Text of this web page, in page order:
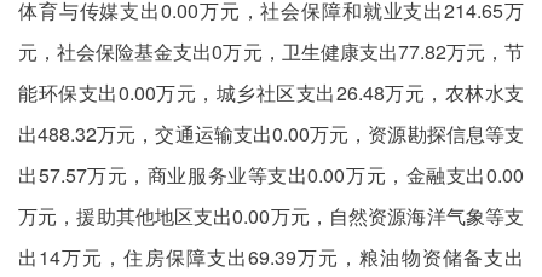
体育与传媒支出0.00万元，社会保障和就业支出214.65万
元，社会保险基金支出0万元，卫生健康支出77.82万元，节
能环保支出0.00万元，城乡社区支出26.48万元，农林水支
出488.32万元，交通运输支出0.00万元，资源勘探信息等支
出57.57万元，商业服务业等支出0.00万元，金融支出0.00
万元，援助其他地区支出0.00万元，自然资源海洋气象等支
出14万元，住房保障支出69.39万元，粮油物资储备支出